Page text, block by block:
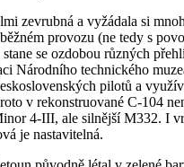
zevrubná a vyžádala si
provozu (ne tedy s
se ozdobou různých
Národního technického
pilotů a
v rekonstruované C-104
4-III, ale silnější M332. I
je nastavitelná.